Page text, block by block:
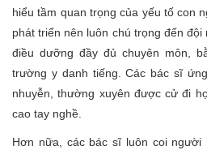
hiểu tầm quan trọng của yếu tố con
phát triển nên luôn chú trọng đến
điều dưỡng đầy đủ chuyên môn,
trường y danh tiếng. Các bác sĩ
nhuyễn, thường xuyên được cử đi
cao tay nghề.
Hơn nữa, các bác sĩ luôn coi người